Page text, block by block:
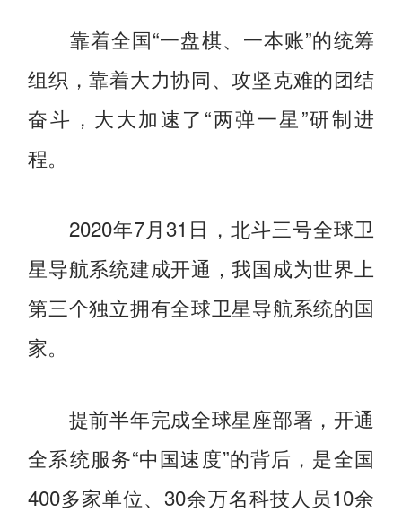
靠着全国“一盘棋、一本账”的统筹
组织，靠着大力协同、攻坚克难的团结
奋斗，大大加速了“两弹一星”研制进
程。
2020年7月31日，北斗三号全球卫
星导航系统建成开通，我国成为世界上
第三个独立拥有全球卫星导航系统的国
家。
提前半年完成全球星座部署，开通
全系统服务“中国速度”的背后，是全国
400多家单位、30余万名科技人员10余